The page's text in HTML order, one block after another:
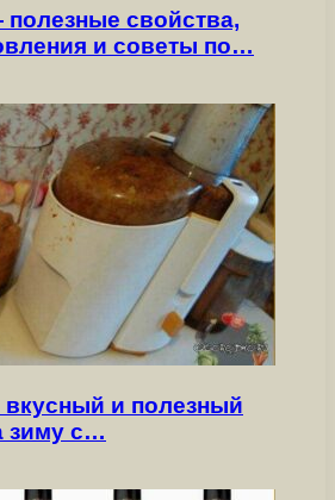
свойства,
и советы по…
вкусный и полезный
зиму с…